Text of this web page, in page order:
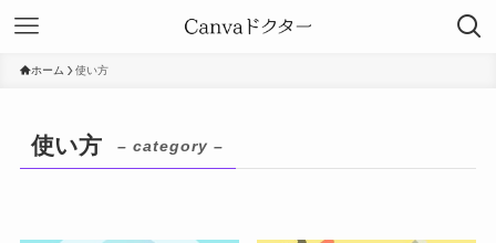
ホーム 使い方
使い方 – category –